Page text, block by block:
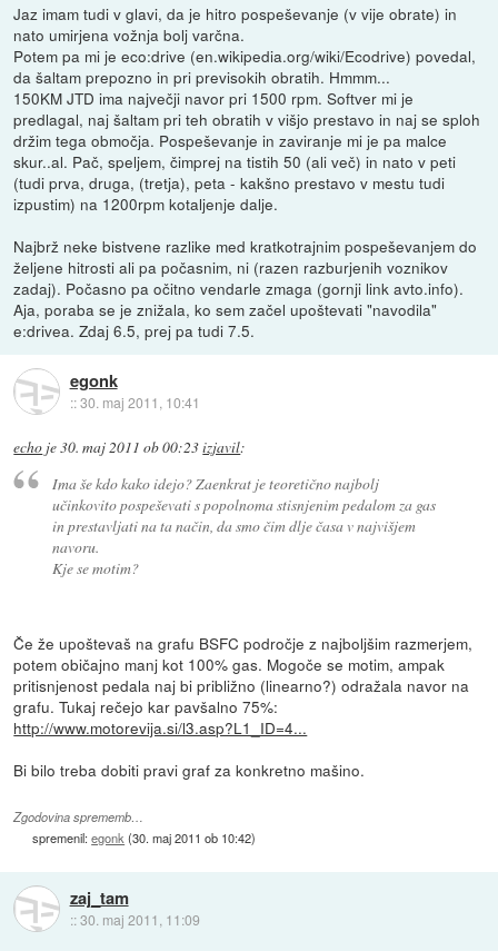
Jaz imam tudi v glavi, da je hitro pospeševanje (v vije obrate) in
nato umirjena vožnja bolj varčna.
Potem pa mi je eco:drive (en.wikipedia.org/wiki/Ecodrive) povedal,
da šaltam prepozno in pri previsokih obratih. Hmmm...
150KM JTD ima največji navor pri 1500 rpm. Softver mi je
predlagal, naj šaltam pri teh obratih v višjo prestavo in naj se sploh
držim tega območja. Pospeševanje in zaviranje mi je pa malce
skur..al. Pač, speljem, čimprej na tistih 50 (ali več) in nato v peti
(tudi prva, druga, (tretja), peta - kakšno prestavo v mestu tudi
izpustim) na 1200rpm kotaljenje dalje.
Najbrž neke bistvene razlike med kratkotrajnim pospeševanjem do
željene hitrosti ali pa počasnim, ni (razen razburjenih voznikov
zadaj). Počasno pa očitno vendarle zmaga (gornji link avto.info).
Aja, poraba se je znižala, ko sem začel upoštevati "navodila"
e:drivea. Zdaj 6.5, prej pa tudi 7.5.
egonk
::30. maj 2011, 10:41
echo je30. maj 2011 ob 00:23izjavil:
Ima še kdo kako idejo? Zaenkrat je teoretično najbolj
učinkovito pospeševati s popolnoma stisnjenim pedalom za gas
in prestavljati na ta način, da smo čim dlje časa v najvišjem
navoru.
Kje se motim?
Če že upoštevaš na grafu BSFC področje z najboljšim razmerjem,
potem običajno manj kot 100% gas. Mogoče se motim, ampak
pritisnjenost pedala naj bi približno (linearno?) odražala navor na
grafu. Tukaj rečejo kar pavšalno 75%:
http://www.motorevija.si/l3.asp?L1_ID=4...
Bi bilo treba dobiti pravi graf za konkretno mašino.
Zgodovina sprememb…
spremenil:egonk (30. maj 2011 ob 10:42)
zaj_tam
::30. maj 2011, 11:09